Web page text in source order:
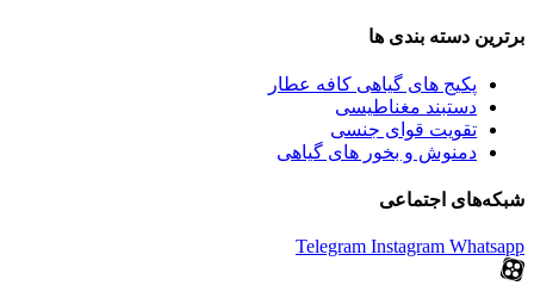
برترین‌ دسته بندی ها
پکیج های گیاهی کافه عطار
دستبند مغناطیسی
تقویت قوای جنسی
دمنوش و بخور های گیاهی
شبکه‌های اجتماعی
Telegram Instagram Whatsapp